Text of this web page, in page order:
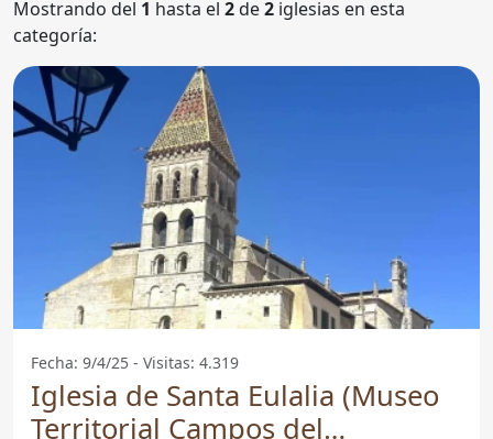
Mostrando del 1 hasta el 2de2 iglesias en esta
categoría:
Fecha: 9/4/25 - Visitas: 4.319
Iglesia de Santa Eulalia (Museo
Territorial Campos del